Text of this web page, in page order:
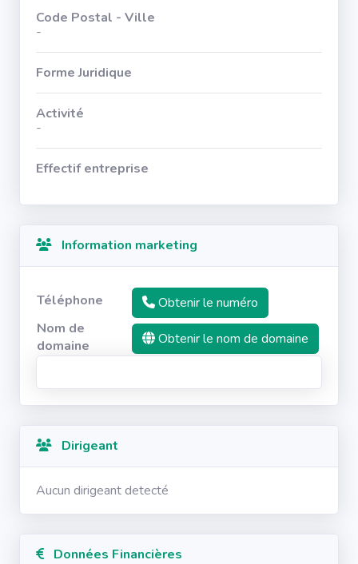
Code Postal - Ville
-
Forme Juridique
Activité
-
Effectif entreprise
Information marketing
Téléphone
Obtenir le numéro
Nom de
domaine
Obtenir le nom de domaine
Dirigeant
Aucun dirigeant detecté
Données Financières